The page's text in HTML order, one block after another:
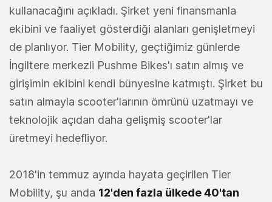
kullanacağını açıkladı. Şirket yeni finansmanla
ekibini ve faaliyet gösterdiği alanları genişletmeyi
de planlıyor. Tier Mobility, geçtiğimiz günlerde
İngiltere merkezli Pushme Bikes'ı satın almış ve
girişimin ekibini kendi bünyesine katmıştı. Şirket bu
satın almayla scooter'larının ömrünü uzatmayı ve
teknolojik açıdan daha gelişmiş scooter'lar
üretmeyi hedefliyor.
2018'in temmuz ayında hayata geçirilen Tier
Mobility, şu anda 12'den fazla ülkede 40'tan